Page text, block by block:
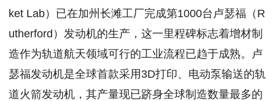
ket Lab）已在加州长滩工厂完成第1000台卢瑟福（R
utherford）发动机的生产，这一里程碑标志着增材制
造作为轨道航天领域可行的工业流程已趋于成熟。卢
瑟福发动机是全球首款采用3D打印、电动泵输送的轨
道火箭发动机，其产量现已跻身全球制造数量最多的